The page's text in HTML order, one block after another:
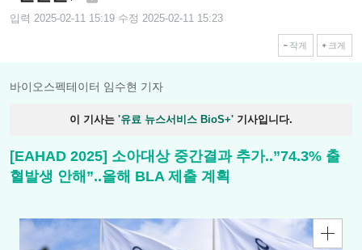
입력 2025-02-11 15:19 수정 2025-02-11 15:23
작게 크게
바이오스펙테이터 임수현 기자
이 기사는 '유료 뉴스서비스 BioS+' 기사입니다.
[EAHAD 2025] 소아대상 중간결과 추가..”74.3% 출
혈발생 안해”..올해 BLA 제출 계획